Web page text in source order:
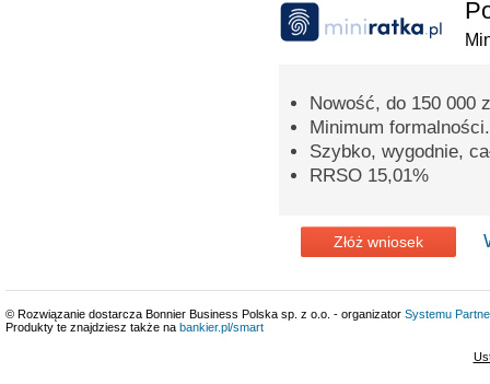
Nowość, do 150 000
Minimum formalności.
Szybko, wygodnie,
RRSO 15,01%
Złóż wniosek
© Rozwiązanie dostarcza Bonnier Business Polska sp. z o.o. - organizator Systemu
Produkty te znajdziesz także na bankier.pl/smart